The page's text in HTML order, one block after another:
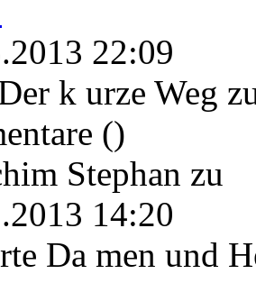
22:09
k urze Weg
()
Stephan zu
14:20
Da men und